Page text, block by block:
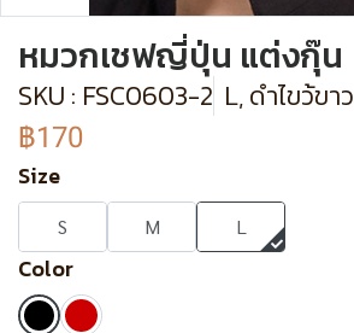
หมวกเชฟญี่ปุ่น แต่งกุ๊น
SKU : FSC0603-2 L, ดำไขว้ขาว
฿170
Size
S M L
Color